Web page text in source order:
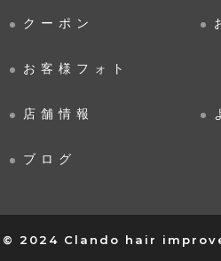
クーポン
お客様フォト
店舗情報
ブログ
© 2024 Clando hair